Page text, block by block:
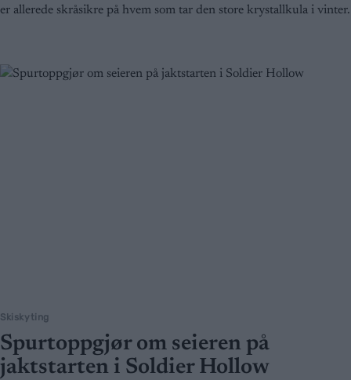
er allerede skråsikre på hvem som tar den store krystallkula i vinter.
Skiskyting
Spurtoppgjør om seieren på
jaktstarten i Soldier Hollow